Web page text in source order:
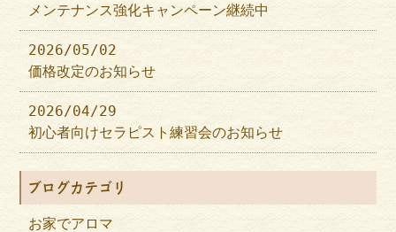
メンテナンス強化キャンペーン継続中
2026/05/02
価格改定のお知らせ
2026/04/29
初心者向けセラピスト練習会のお知らせ
ブログカテゴリ
お家でアロマ